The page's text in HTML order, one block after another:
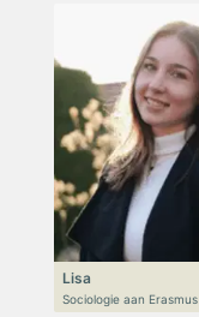
Lisa
Sociologie aan Erasmus